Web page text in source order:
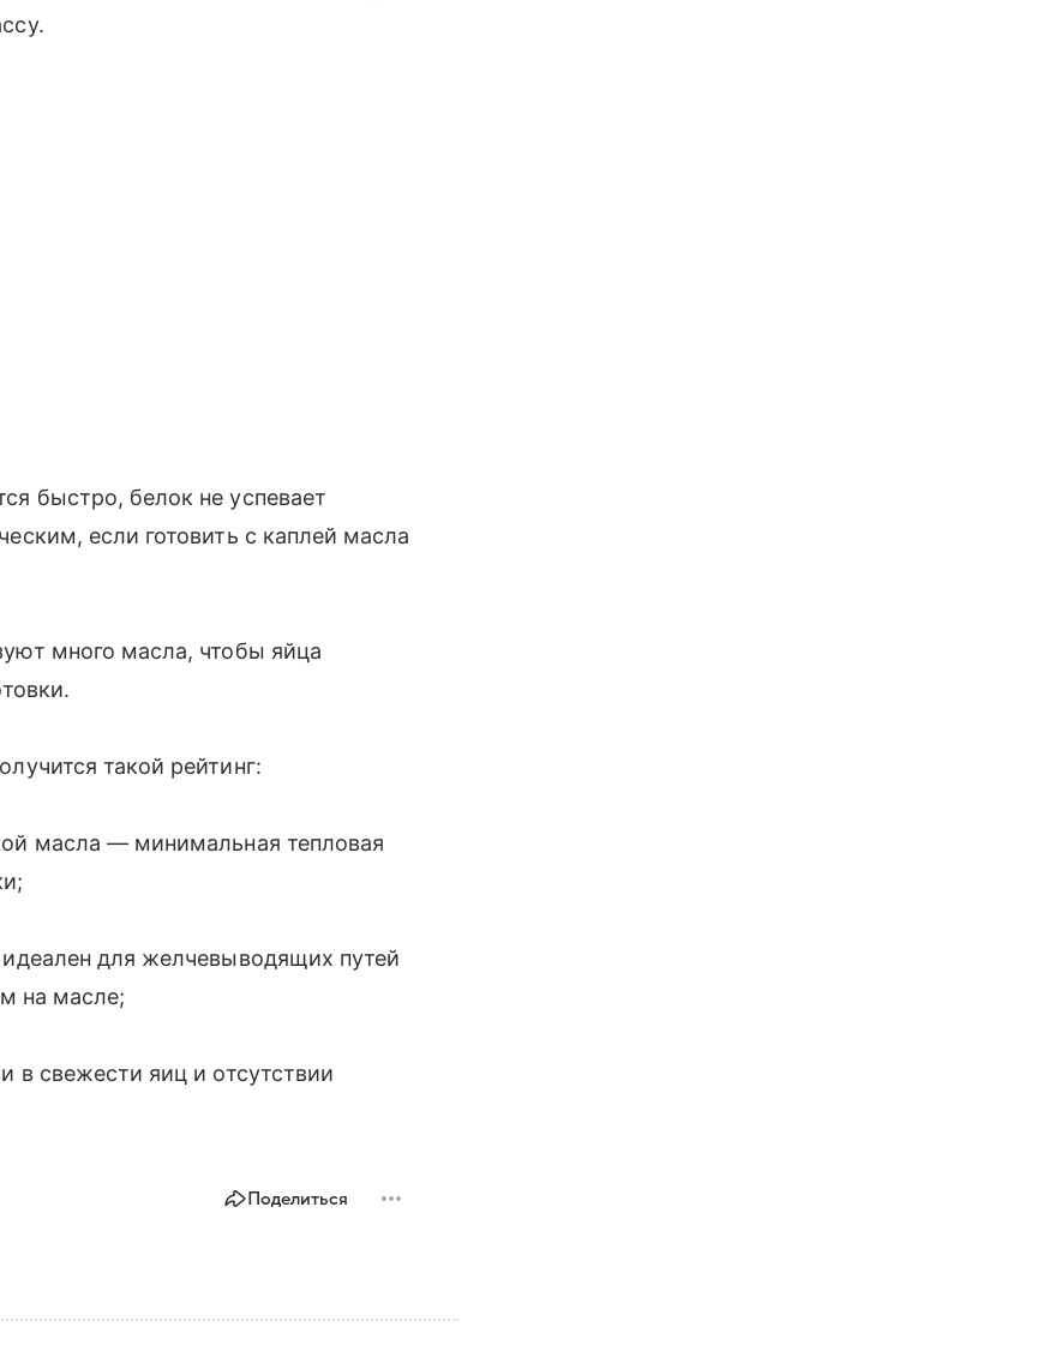
быстро, белок не успевает
если готовить с каплей масла
много масла, чтобы яйца
такой рейтинг:
масла — минимальная тепловая
для желчевыводящих путей
на масле;
в свежести яиц и отсутствии
Поделиться